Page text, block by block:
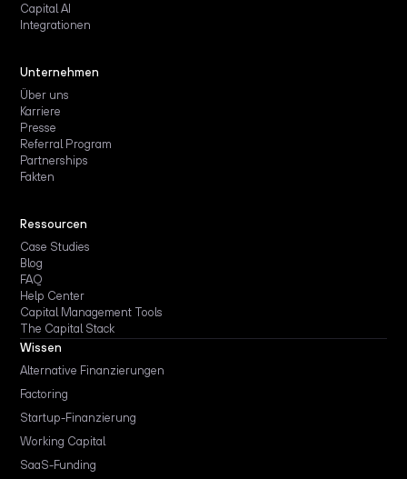
Capital AI
Integrationen
Unternehmen
Über uns
Karriere
Presse
Referral Program
Partnerships
Fakten
Ressourcen
Case Studies
Blog
FAQ
Help Center
Capital Management Tools
The Capital Stack
Wissen
Alternative Finanzierungen
Factoring
Startup-Finanzierung
Working Capital
SaaS-Funding